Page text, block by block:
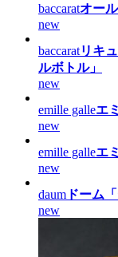
baccaratオー
new
baccaratリキ
ルボトル」
new
emille galleエ
new
emille galleエ
new
daum ドーム
new